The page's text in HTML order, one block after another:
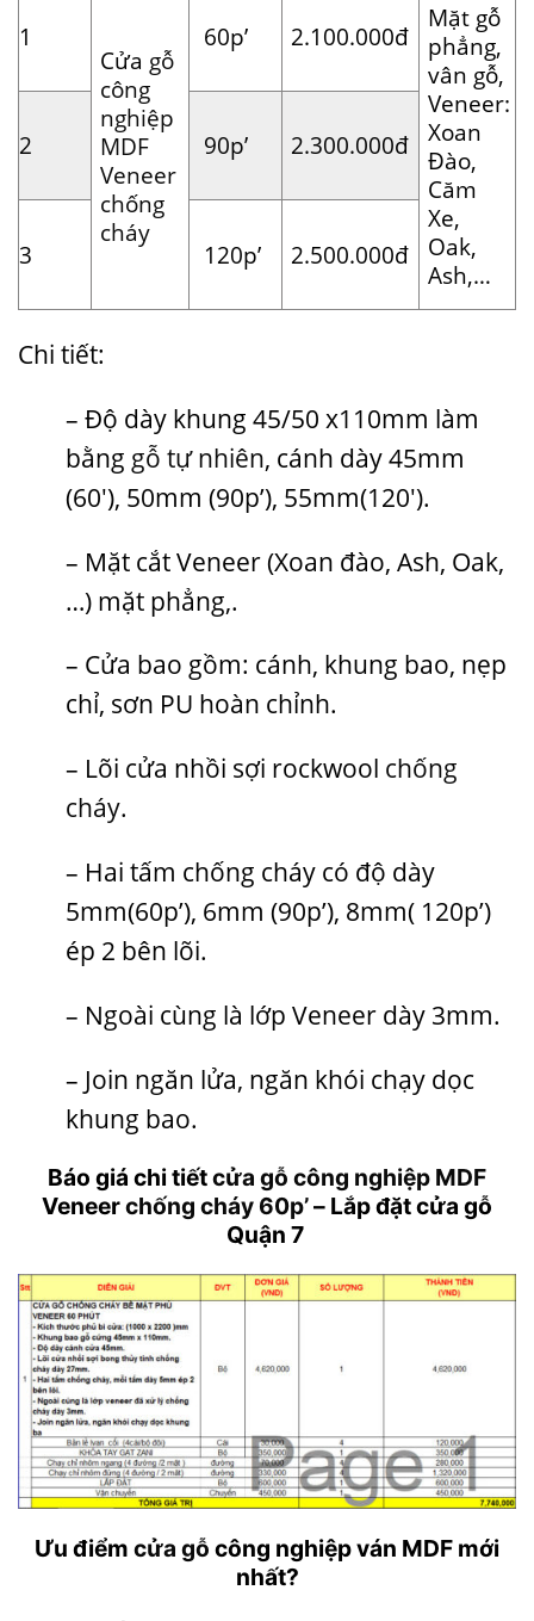
1
Cửa gỗ
công
nghiệp
MDF
Veneer
chống
cháy
60p’ 2.100.000đ
Mặt gỗ
phẳng,
vân gỗ,
Veneer:
Xoan
Đào,
Căm
Xe,
Oak,
Ash,…
2 90p’ 2.300.000đ
3 120p’ 2.500.000đ
Chi tiết:
– Độ dày khung 45/50 x110mm làm
bằng gỗ tự nhiên, cánh dày 45mm
(60′), 50mm (90p’), 55mm(120′).
– Mặt cắt Veneer (Xoan đào, Ash, Oak,
…) mặt phẳng,.
– Cửa bao gồm: cánh, khung bao, nẹp
chỉ, sơn PU hoàn chỉnh.
– Lõi cửa nhồi sợi rockwool chống
cháy.
– Hai tấm chống cháy có độ dày
5mm(60p’), 6mm (90p’), 8mm( 120p’)
ép 2 bên lõi.
– Ngoài cùng là lớp Veneer dày 3mm.
– Join ngăn lửa, ngăn khói chạy dọc
khung bao.
Báo giá chi tiếtcửa gỗ công nghiệp MDF
Veneerchống cháy 60p’– Lắp đặt cửa gỗ
Quận 7
Ưu điểm cửa gỗ công nghiệp ván MDF mới
nhất?